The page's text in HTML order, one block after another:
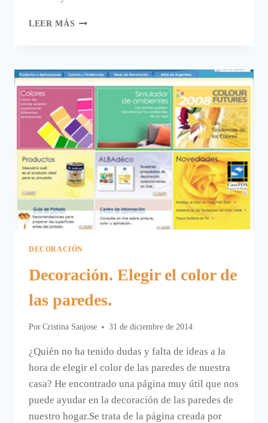
LEER MÁS ¿QUÉ
MID
CENTURY
Y
CÓMO
PUEDO
TENERLO
EN
CASA?
DECORACIÓN
Decoración. Elegir el color de
las paredes.
Por Cristina Sanjose 31 de diciembre de 2014
¿Quién no ha tenido dudas y falta de ideas a la
hora de elegir el color de las paredes de nuestra
casa? He encontrado una página muy útil que nos
puede ayudar en la decoración de las paredes de
nuestro hogar.Se trata de la página creada por